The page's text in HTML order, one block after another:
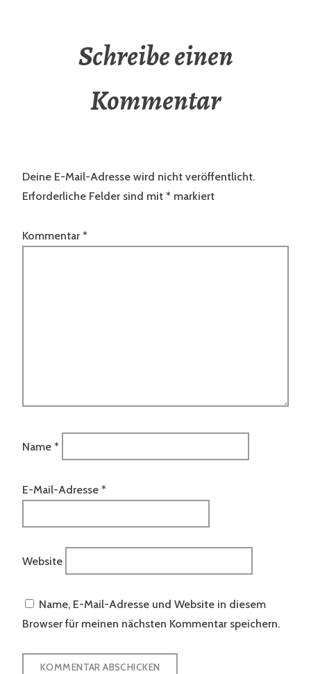
Schreibe einen
Kommentar
Deine E-Mail-Adresse wird nicht veröffentlicht.
Erforderliche Felder sind mit * markiert
Kommentar *
Name *
E-Mail-Adresse *
Website
Name, E-Mail-Adresse und Website in diesem
Browser für meinen nächsten Kommentar speichern.